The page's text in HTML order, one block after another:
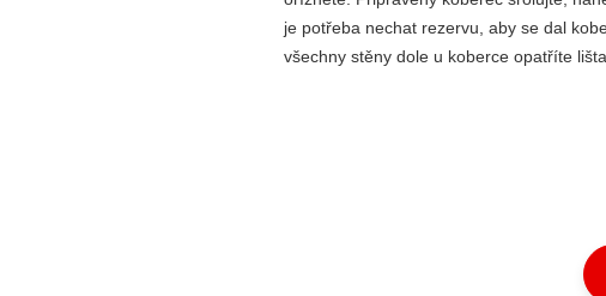
je potřeba nechat rezervu, aby se dal
všechny stěny dole u koberce opatříte